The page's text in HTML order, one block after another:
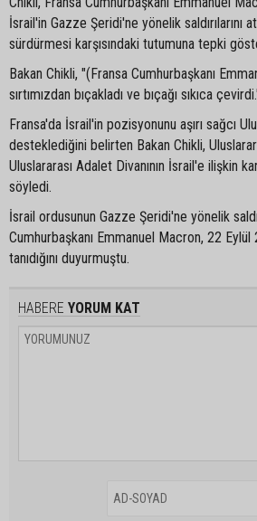
İsrail'in Gazze Şeridi'ne yönelik saldırılarını
sürdürmesi karşısındaki tutumuna tepki
Bakan Chikli, "(Fransa Cumhurbaşkanı
sırtımızdan bıçakladı ve bıçağı sıkıca
Fransa'da İsrail'in pozisyonunu aşırı sağcı
desteklediğini belirten Bakan Chikli,
Uluslararası Adalet Divanının İsrail'e ilişkin
söyledi.
İsrail ordusunun Gazze Şeridi'ne yönelik
Cumhurbaşkanı Emmanuel Macron, 22
tanıdığını duyurmuştu.
HABERE YORUM KAT